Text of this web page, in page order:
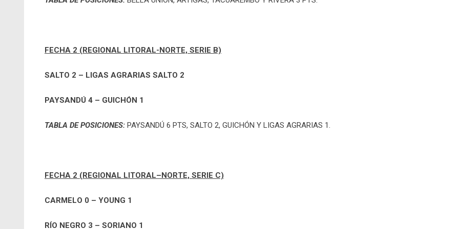
FECHA 2 (REGIONAL LITORAL-NORTE, SERIE B)
SALTO 2 – LIGAS AGRARIAS SALTO 2
PAYSANDÚ 4 – GUICHÓN 1
TABLA DE POSICIONES: PAYSANDÚ 6 PTS, SALTO 2, GUICHÓN Y LIGAS AGRARIAS 1.
FECHA 2 (REGIONAL LITORAL–NORTE, SERIE C)
CARMELO 0 – YOUNG 1
RÍO NEGRO 3 – SORIANO 1